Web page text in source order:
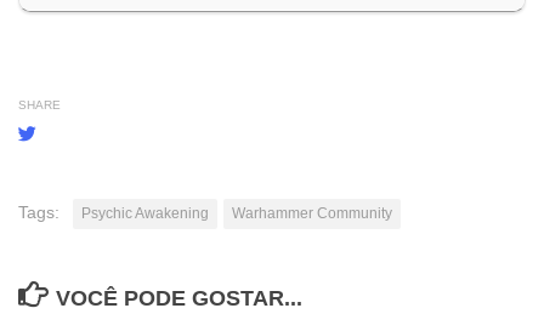
SHARE
Tags: Psychic Awakening Warhammer Community
VOCÊ PODE GOSTAR...